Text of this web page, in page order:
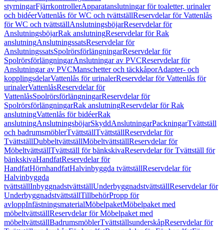
styrningarFjärrkontrollerApparatanslutningar för toaletter, urinaler
och bidéerVattenlås för WC och tvättställReservdelar för Vattenlås
för WC och tvättställAnslutningsböjarReservdelar för
AnslutningsböjarRak anslutningReservdelar för Rak
anslutningAnslutningssatsReservdelar för
AnslutningssatsSpolrörsförlängningarReservdelar för
SpolrörsförlängningarAnslutningar av PVCReservdelar för
Anslutningar av PVCManschetter och täckkåporAdapter- och
kopplingsdelarVattenlås för urinalerReservdelar för Vattenlås för
urinalerVattenlåsReservdelar för
VattenlåsSpolrörsförlängningarReservdelar för
SpolrörsförlängningarRak anslutningReservdelar för Rak
anslutningVattenlås för bidéerRak
anslutningAnslutningsböjarSkyddAnslutningarPackningarTvättställ
och badrumsmöblerTvättställTvättställReservdelar för
TvättställDubbeltvättställMöbeltvättställReservdelar för
MöbeltvättställTvättställ för bänkskivaReservdelar för Tvättställ för
bänkskivaHandfatReservdelar för
HandfatHörnhandfatHalvinbyggda tvättställReservdelar för
Halvinbyggda
tvättställInbyggnadstvättställUnderbyggnadstvättställReservdelar för
UnderbyggnadstvättställTillbehörPropp för
avloppInfästningsmaterialMöbelpaketMöbelpaket med
möbeltvättställReservdelar för Möbelpaket med
möbeltvättställBadrumsmöblerTvättställsunderskåpReservdelar för